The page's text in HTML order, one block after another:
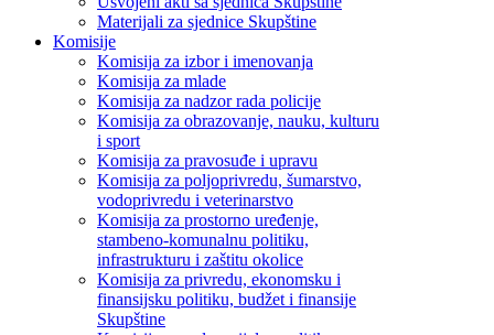
Materijali za sjednice Skupštine
Komisije
Komisija za izbor i imenovanja
Komisija za mlade
Komisija za nadzor rada policije
Komisija za obrazovanje, nauku, kulturu
i sport
Komisija za pravosuđe i upravu
Komisija za poljoprivredu, šumarstvo,
vodoprivredu i veterinarstvo
Komisija za prostorno uređenje,
stambeno-komunalnu politiku,
infrastrukturu i zaštitu okolice
Komisija za privredu, ekonomsku i
finansijsku politiku, budžet i finansije
Skupštine